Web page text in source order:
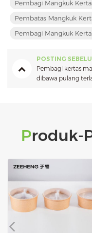
Pembagi Mangkuk
Pembatas Mangkuk
Pembagi Mangkuk
POSTING
Pembagi kertas
dibawa pulang